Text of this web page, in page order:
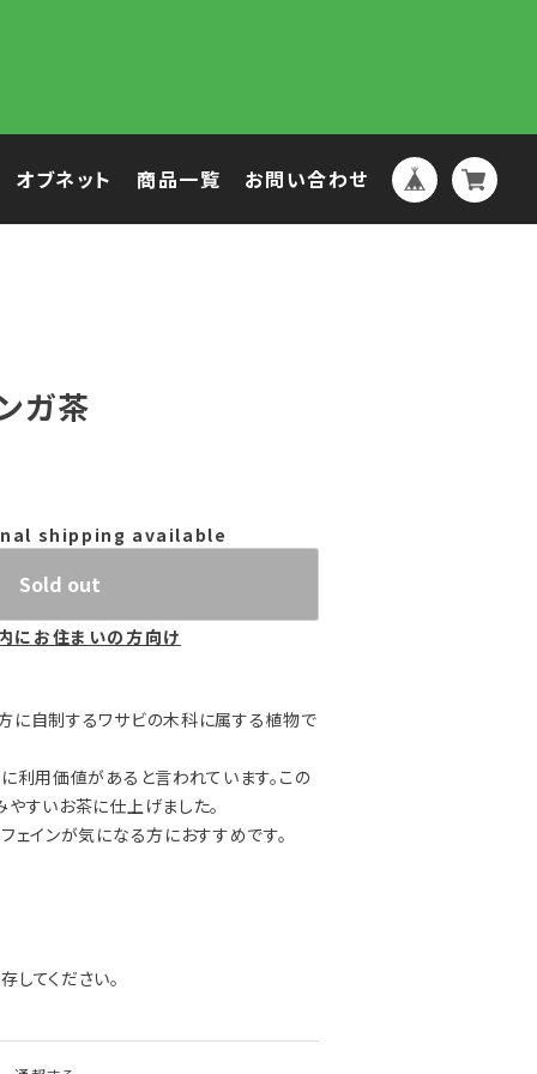
オブネット 商品一覧 お問い合わせ
ガ茶
shipping available
Sold out
にお住まいの方向け
に自制するワサビの木科に属する植物で
利用価値があると言われています。この
やすいお茶に仕上げました。
ェインが気になる方におすすめです。
てください。